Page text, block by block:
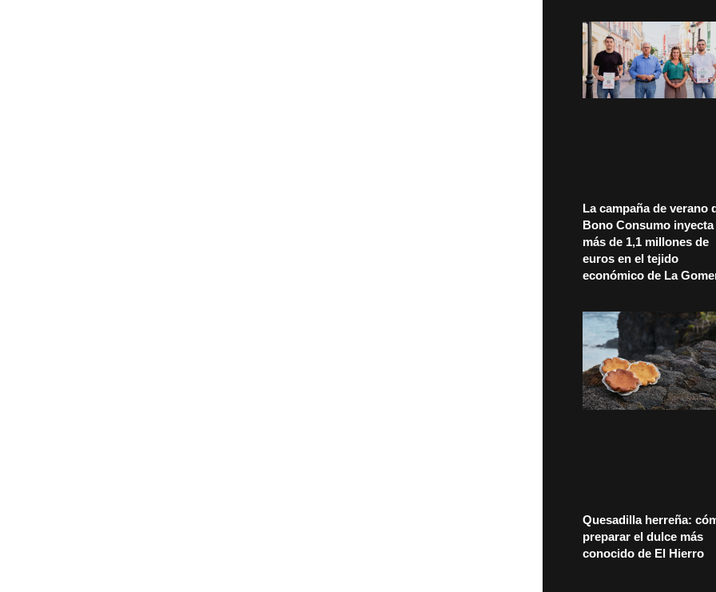
La campaña de verano
Bono Consumo inyecta
más de 1,1 millones de
euros en el tejido
económico de La
Quesadilla herreña:
preparar el dulce más
conocido de El Hierro